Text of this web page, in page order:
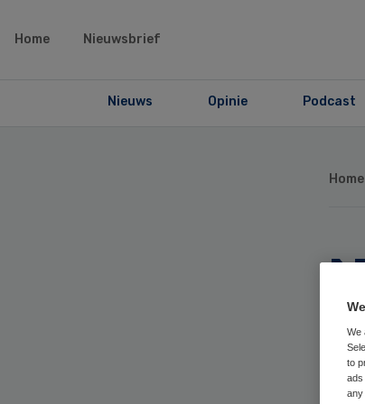
Home Nieuwsbrief
Nieuws Opinie Podcast
Home
We
to
ads
any